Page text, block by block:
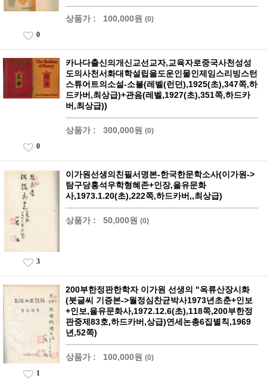
상품가 : 100,000원 (0)
0
카나다출신의개신교선교자,교육자로중국사천성성
도의사천서화대학설립을도운인물인제임스리빙스턴
스튜어트의소설-소불(레벨(런던),1925(초),347쪽,하
드카버,최상급)+관음(레벨,1927(초),351쪽,하드카
버,최상급))
상품가 : 300,000원 (0)
0
이가원선생의친필서명본-한국한문학소사(이가원->
탐구당홍석우학형혜존+인장,을유문화
사,1973.1.20(초),222쪽,하드카버,,최상급)
상품가 : 50,000원 (0)
3
200부한정판한학자 이가원 선생의 "옥류산장시화
(붓글씨 기증본->월정심찬균박사1973년초춘+인보
+인보,을유문화사,1972.12.6(초),118쪽,200부한정
판중제83호,하드카버,상급)연세논총6집별칙,1969
년,52쪽)
상품가 : 100,000원 (0)
1